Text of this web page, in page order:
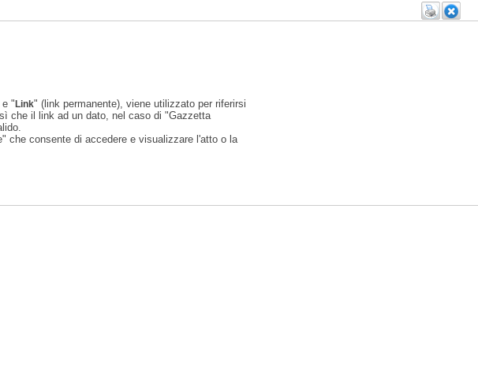
e "Link" (link permanente), viene utilizzato per riferirsi
che il link ad un dato, nel caso di "Gazzetta
che consente di accedere e visualizzare l'atto o la